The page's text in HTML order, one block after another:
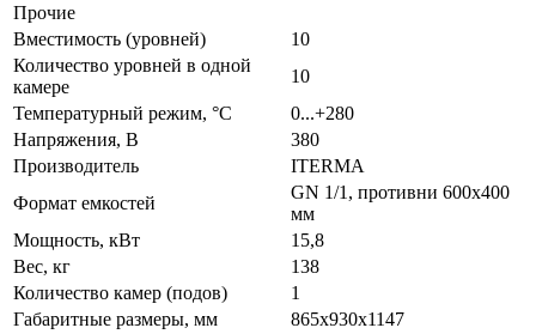
Прочие
Вместимость (уровней)
10
Количество уровней в одной
камере
10
Температурный режим, °C
0...+280
Напряжения, В
380
Производитель
ITERMA
Формат емкостей
GN 1/1, противни 600х400
мм
Мощность, кВт
15,8
Вес, кг
138
Количество камер (подов)
1
Габаритные размеры, мм
865х930х1147